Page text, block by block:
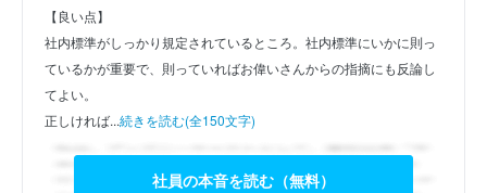
【良い点】
社内標準がしっかり規定されているところ。社内標準にいかに則っ
ているかが重要で、則っていればお偉いさんからの指摘にも反論し
てよい。
正しければ...続きを読む(全150文字)
社員の本音を読む（無料）